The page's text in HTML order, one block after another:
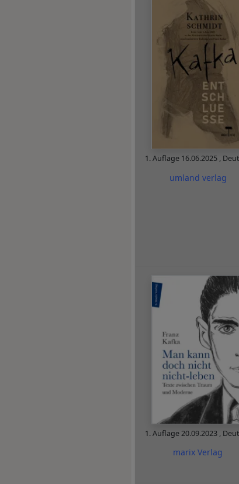
1. Auflage 16.06.2025 ,
umland verlag
1. Auflage20.09.2023 ,
marix Verlag